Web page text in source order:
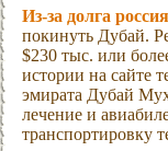
Из-за долга
покинуть Дубай.
$230 тыс. или
истории на сайте
эмирата Дубай
лечение и
транспортировку